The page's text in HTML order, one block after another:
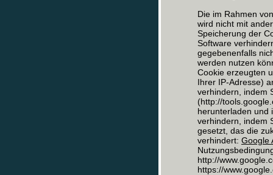
Die im Rahmen
wird nicht mit
Speicherung der
Software
gegebenenfalls
werden nutzen
Cookie erzeugten
Ihrer IP-Adresse)
verhindern, indem
(http://
herunterladen und
verhindern, indem
gesetzt, das die
verhindert: Google
http://
https://